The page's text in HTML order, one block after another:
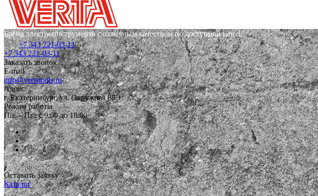
Бренд электроинструмента с отличным качеством по доступной цене!
+7 343 221-03-11
+7 343 221-03-11
Заказать звонок
E-mail
info@vertatools.ru
Адрес
г. Екатеринбург, ул. Окружная 88Э
Режим работы
Пн. – Пт.: с 9:00 до 18:00
Оставить заявку
Каталог